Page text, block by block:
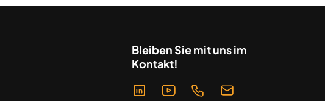
Bleiben Sie mit uns im
Kontakt!